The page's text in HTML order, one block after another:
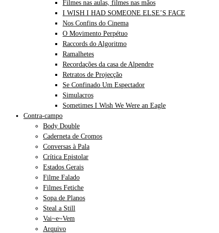
Filmes nas aulas, filmes nas mãos
I WISH I HAD SOMEONE ELSE’S FACE
Nos Confins do Cinema
O Movimento Perpétuo
Raccords do Algoritmo
Ramalhetes
Recordações da casa de Alpendre
Retratos de Projecção
Se Confinado Um Espectador
Simulacros
Sometimes I Wish We Were an Eagle
Contra-campo
Body Double
Caderneta de Cromos
Conversas à Pala
Crítica Epistolar
Estados Gerais
Filme Falado
Filmes Fetiche
Sopa de Planos
Steal a Still
Vai~e~Vem
Arquivo